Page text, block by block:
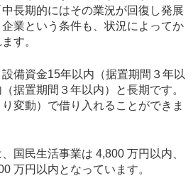
長期的にはその業況が回復し発展
業という条件も、状況によってか
す。
備資金15年以内（据置期間３年以
据置期間３年以内）と長期です。
変動）で借り入れることができま
国民生活事業は 4,800 万円以内、
万円以内となっています。